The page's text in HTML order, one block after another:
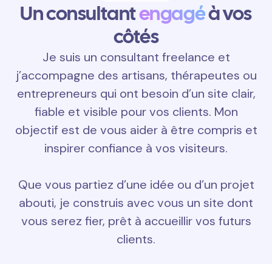
Un consultantengagéà vos
côtés
Je suis un consultant freelance et
j’accompagne des artisans, thérapeutes ou
entrepreneurs qui ont besoin d’un site clair,
fiable et visible pour vos clients. Mon
objectif est de vous aider à être compris et
inspirer confiance à vos visiteurs.
Que vous partiez d’une idée ou d’un projet
abouti, je construis avec vous un site dont
vous serez fier, prêt à accueillir vos futurs
clients.